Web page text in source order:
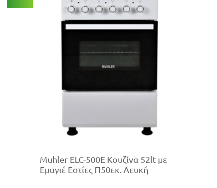
Muhler ELC-500E Κουζίνα 52lt με
Εμαγιέ Εστίες Π50εκ. Λευκή